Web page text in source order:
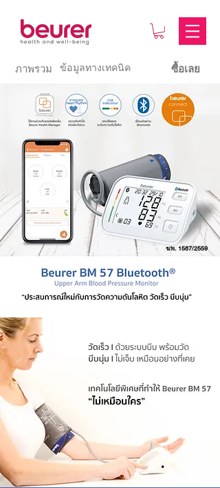
ภาพรวม ข้อมูลทางเทคนิค ซื้อเลย
ฆพ. 1587/2559